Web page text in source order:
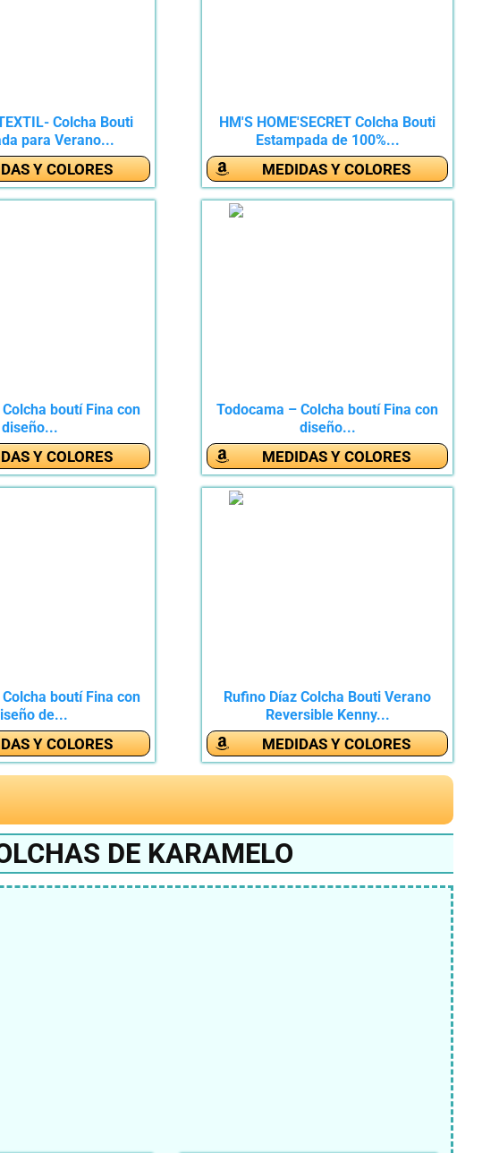
Colcha Bouti
para Verano...
Y COLORES
HM'S HOME'SECRET Colcha Bouti
Estampada de 100%...
MEDIDAS Y COLORES
boutí Fina con
diseño...
Y COLORES
Todocama – Colcha boutí Fina con
diseño...
MEDIDAS Y COLORES
boutí Fina con
de...
Y COLORES
Rufino Díaz Colcha Bouti Verano
Reversible Kenny...
MEDIDAS Y COLORES
DE KARAMELO